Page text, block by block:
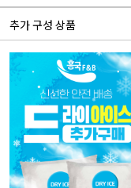
추가 구성 상품